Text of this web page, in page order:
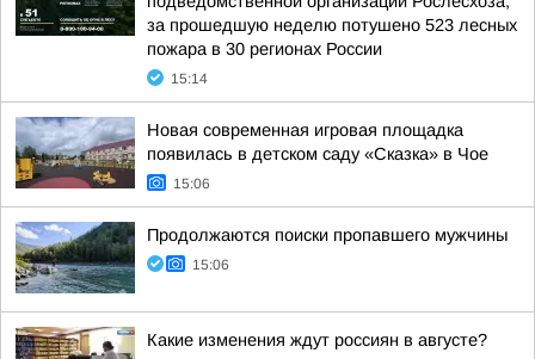
за прошедшую неделю потушено 523 лесных
пожара в 30 регионах России
15:14
Новая современная игровая площадка
появилась в детском саду «Сказка» в Чое
15:06
Продолжаются поиски пропавшего мужчины
15:06
Какие изменения ждут россиян в августе?